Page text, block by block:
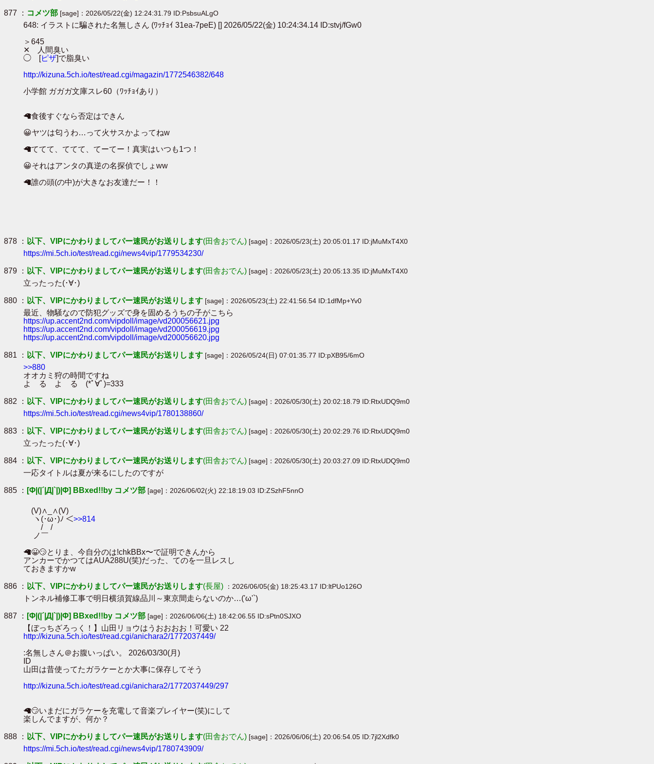
877 ： コメツ部 [sage]：2026/05/22(金) 12:24:31.79 ID:PsbsuALgO
648: イラストに騙された名無しさん (ﾜｯﾁｮｲ 31ea-7peE) [] 2026/05/22(金) 10:24:34.14 ID:stvj/fGw0
＞645
✕ 人間臭い
◯ [ピザ]で脂臭い
http://kizuna.5ch.io/test/read.cgi/magazin/1772546382/648
小学館 ガガガ文庫スレ60（ﾜｯﾁｮｲあり）
🦙食後すぐなら否定はできん
😀ヤツは匂うわ…って火サスかよってねw
🦙ててて、ててて、てーてー！真実はいつも1つ！
😀それはアンタの真逆の名探偵でしょww
🦙誰の頭(の中)が大きなお友達だー！！
878 ： 以下、VIPにかわりましてパー速民がお送りします(田舎おでん) [sage]：2026/05/23(土) 20:05:01.17 ID:jMuMxT4X0
https://mi.5ch.io/test/read.cgi/news4vip/1779534230/
879 ： 以下、VIPにかわりましてパー速民がお送りします(田舎おでん) [sage]：2026/05/23(土) 20:05:13.35 ID:jMuMxT4X0
立ったった(･∀･)
880 ： 以下、VIPにかわりましてパー速民がお送りします [sage]：2026/05/23(土) 22:41:56.54 ID:1dfMp+Yv0
最近、物騒なので防犯グッズで身を固めるうちの子がこちら
https://up.accent2nd.com/vipdoll/image/vd200056621.jpg
https://up.accent2nd.com/vipdoll/image/vd200056619.jpg
https://up.accent2nd.com/vipdoll/image/vd200056620.jpg
881 ： 以下、VIPにかわりましてパー速民がお送りします [sage]：2026/05/24(日) 07:01:35.77 ID:pXB95/6mO
>>880
オオカミ狩の時間ですね
よ る よ る (*ﾟ∀ﾟ)=333
882 ： 以下、VIPにかわりましてパー速民がお送りします(田舎おでん) [sage]：2026/05/30(土) 20:02:18.79 ID:RtxUDQ9m0
https://mi.5ch.io/test/read.cgi/news4vip/1780138860/
883 ： 以下、VIPにかわりましてパー速民がお送りします(田舎おでん) [sage]：2026/05/30(土) 20:02:29.76 ID:RtxUDQ9m0
立ったった(･∀･)
884 ： 以下、VIPにかわりましてパー速民がお送りします(田舎おでん) [sage]：2026/05/30(土) 20:03:27.09 ID:RtxUDQ9m0
一応タイトルは夏が来るにしたのですが
885 ： [Φ|(|´|Д|`|)|Φ] BBxed!!by コメツ部 [age]：2026/06/02(火) 22:18:19.03 ID:ZSzhF5nnO
(V)∧_∧(V)
ヽ(･ω･)ﾉ ＜>>814
/ /
ノ￣ゝ
🦙😀😏とりま、今自分のは!chkBBx〜で証明できんから
アンカーでかつてはAUA288U(笑)だった、てのを一旦レスし
ておきますかw
886 ： 以下、VIPにかわりましてパー速民がお送りします(長屋) ：2026/06/05(金) 18:25:43.17 ID:ltPUo126O
トンネル補修工事で明日横須賀線品川～東京間走らないのか…('ω'`)
887 ： [Φ|(|´|Д|`|)|Φ] BBxed!!by コメツ部 [age]：2026/06/06(土) 18:42:06.55 ID:sPtn0SJXO
【ぼっちざろっく！】山田リョウはうおおおお！可愛い 22
http://kizuna.5ch.io/test/read.cgi/anichara2/1772037449/
:名無しさん＠お腹いっぱい。 2026/03/30(月)
ID
山田は昔使ってたガラケーとか大事に保存してそう
http://kizuna.5ch.io/test/read.cgi/anichara2/1772037449/297
🦙😏いまだにガラケーを充電して音楽プレイヤー(笑)にして
楽しんでますが、何か？
888 ： 以下、VIPにかわりましてパー速民がお送りします(田舎おでん) [sage]：2026/06/06(土) 20:06:54.05 ID:7jl2Xdfk0
https://mi.5ch.io/test/read.cgi/news4vip/1780743909/